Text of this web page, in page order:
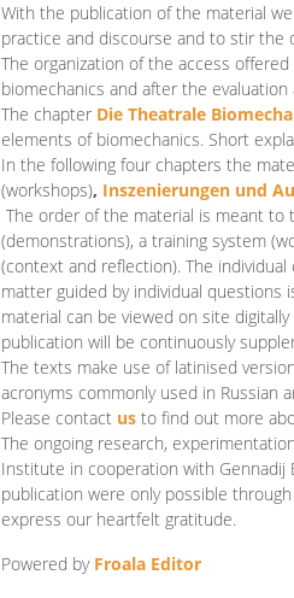
With the publication of the material
practice and discourse and to stir the
The organization of the access
biomechanics and after the
The chapter Die Theatrale
elements of biomechanics. Short
In the following four chapters the
(workshops), Inszenierungen und
The order of the material is meant to
(demonstrations), a training system
(context and reflection). The
matter guided by individual questions
material can be viewed on site
publication will be continuously
The texts make use of latinised
acronyms commonly used in Russian
Please contact us to find out more
The ongoing research,
Institute in cooperation with Gennadij
publication were only possible
express our heartfelt gratitude.
Powered by Froala Editor